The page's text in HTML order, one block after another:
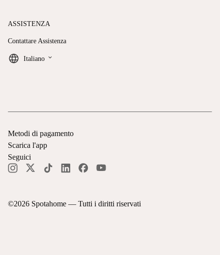
ASSISTENZA
Contattare Assistenza
Italiano keyboard_arrow_down
©2026 Spotahome — Tutti i diritti riservati
Metodi di pagamento
Scarica l'app
Seguici